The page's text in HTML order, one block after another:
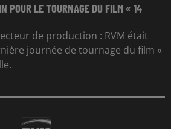
POUR LE TOURNAGE DU FILM « 14
de production : RVM était
journée de tournage du film «